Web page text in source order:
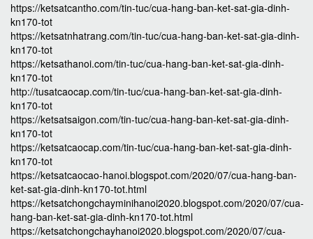
https://ketsatcantho.com/tin-tuc/cua-hang-ban-ket-sat-gia-dinh-
kn170-tot
https://ketsatnhatrang.com/tin-tuc/cua-hang-ban-ket-sat-gia-dinh-
kn170-tot
https://ketsathanoi.com/tin-tuc/cua-hang-ban-ket-sat-gia-dinh-
kn170-tot
http://tusatcaocap.com/tin-tuc/cua-hang-ban-ket-sat-gia-dinh-
kn170-tot
https://ketsatsaigon.com/tin-tuc/cua-hang-ban-ket-sat-gia-dinh-
kn170-tot
https://ketsatcaocap.com/tin-tuc/cua-hang-ban-ket-sat-gia-dinh-
kn170-tot
https://ketsatcaocao-hanoi.blogspot.com/2020/07/cua-hang-ban-
ket-sat-gia-dinh-kn170-tot.html
https://ketsatchongchayminihanoi2020.blogspot.com/2020/07/cua-
hang-ban-ket-sat-gia-dinh-kn170-tot.html
https://ketsatchongchayhanoi2020.blogspot.com/2020/07/cua-